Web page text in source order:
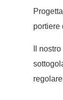
portiere
Il